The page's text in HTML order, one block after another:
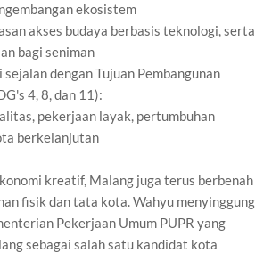
ekosistem
akses budaya berbasis teknologi, serta
bagi seniman
sejalan dengan Tujuan Pembangunan
4, 8, dan 11):
pekerjaan layak, pertumbuhan
berkelanjutan
kreatif, Malang juga terus berbenah
fisik dan tata kota. Wahyu menyinggung
Pekerjaan Umum PUPR yang
sebagai salah satu kandidat kota